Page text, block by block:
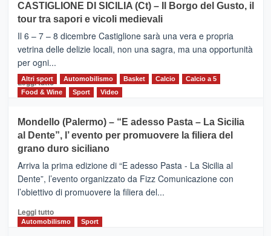
MOIO
ALCANTARA
–
Vivicittà,
alla
scoperta
del
territorio,
e
messaggi
di
CASTIGLIONE DI SICILIA (Ct) – Il Borgo del Gusto, il
tour tra sapori e vicoli medievali
Il 6 – 7 – 8 dicembre Castiglione sarà una vera e propria
vetrina delle delizie locali, non una sagra, ma una opportunità
per ogni...
Leggi tuttoLeggi
di
CASTIGLIONE
DI
SICILIA
(Ct)
–
Il
Borgo
Gusto,
il
Altri sport Automobilismo Basket Calcio
Calcio a 5
Food & Wine
Sport Video
Mondello (Palermo) – “E adesso Pasta – La Sicilia
al Dente”, l’ evento per promuovere la filiera del
grano duro siciliano
Arriva la prima edizione di “E adesso Pasta - La Sicilia al
Dente”, l’evento organizzato da Fizz Comunicazione con
l’obiettivo di promuovere la filiera del...
Leggi tuttoLeggi
di
Automobilismo Sport